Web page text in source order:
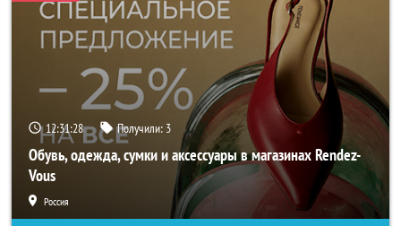
12:31:26 Получили: 3
Обувь, одежда, сумки и аксессуары в магазинах Rendez-
Vous
Россия